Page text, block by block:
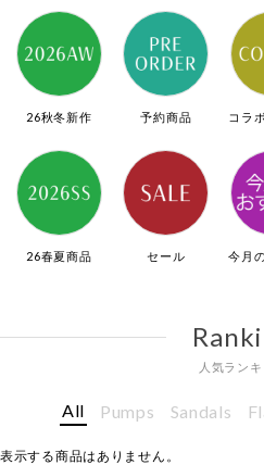
26秋冬新作
26春夏商品
予約商品
セール
コラ
今月
人気ラン
All Pumps Sandals
表示する商品はありません。